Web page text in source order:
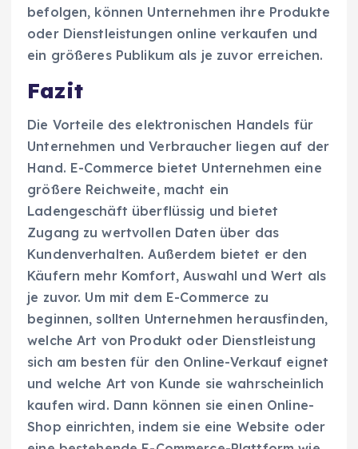
befolgen, können Unternehmen ihre Produkte
oder Dienstleistungen online verkaufen und
ein größeres Publikum als je zuvor erreichen.
Fazit
Die Vorteile des elektronischen Handels für
Unternehmen und Verbraucher liegen auf der
Hand. E-Commerce bietet Unternehmen eine
größere Reichweite, macht ein
Ladengeschäft überflüssig und bietet
Zugang zu wertvollen Daten über das
Kundenverhalten. Außerdem bietet er den
Käufern mehr Komfort, Auswahl und Wert als
je zuvor. Um mit dem E-Commerce zu
beginnen, sollten Unternehmen herausfinden,
welche Art von Produkt oder Dienstleistung
sich am besten für den Online-Verkauf eignet
und welche Art von Kunde sie wahrscheinlich
kaufen wird. Dann können sie einen Online-
Shop einrichten, indem sie eine Website oder